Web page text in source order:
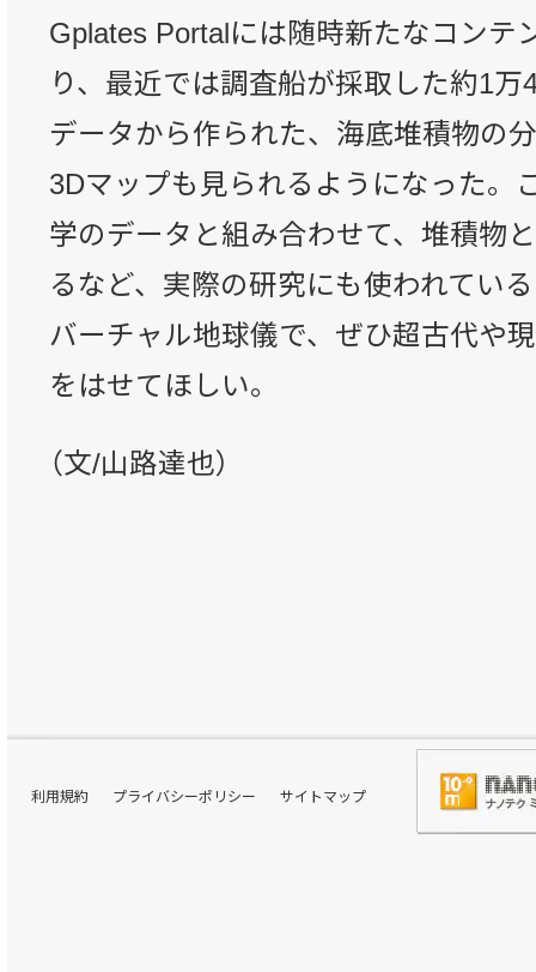
Gplates Portalには随時新たなコンテ
り、最近では調査船が採取した約1万
データから作られた、海底堆積物の
3Dマップも見られるようになった。
学のデータと組み合わせて、堆積物
るなど、実際の研究にも使われてい
バーチャル地球儀で、ぜひ超古代や
をはせてほしい。
（文/山路達也）
利用規約 プライバシーポリシー サイトマップ